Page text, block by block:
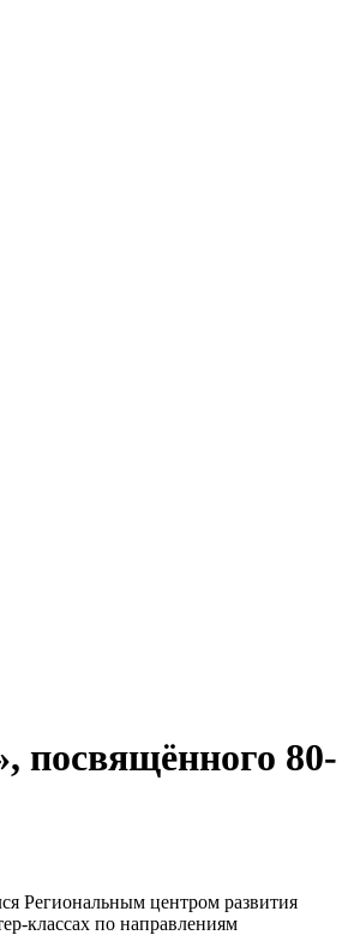
посвящённого 80-
Региональным центром развития
классах по направлениям